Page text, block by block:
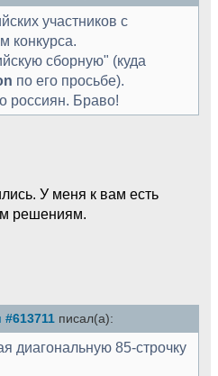
участников с
конкурса.
сборную" (куда
по его просьбе).
россиян. Браво!
У меня к вам есть
решениям.
писал(а):
диагональную 85-строчку